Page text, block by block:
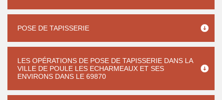
POSE DE TAPISSERIE
LES OPÉRATIONS DE POSE DE TAPISSERIE DANS LA
VILLE DE POULE LES ECHARMEAUX ET SES
ENVIRONS DANS LE 69870